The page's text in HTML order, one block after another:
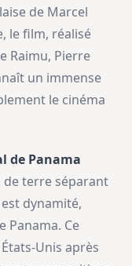
de Marcel
le film, réalisé
Raimu, Pierre
un immense
le cinéma
de Panama
de terre séparant
dynamité,
Panama. Ce
Unis après